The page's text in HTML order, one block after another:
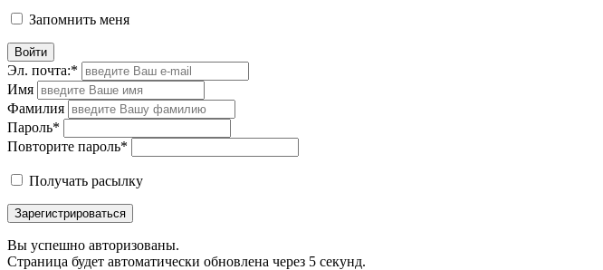
Запомнить меня
Войти
Эл. почта:*
Имя
Фамилия
Пароль*
Повторите пароль*
Получать расылку
Зарегистрироваться
Вы успешно авторизованы.
Страница будет автоматически обновлена через 5 секунд.